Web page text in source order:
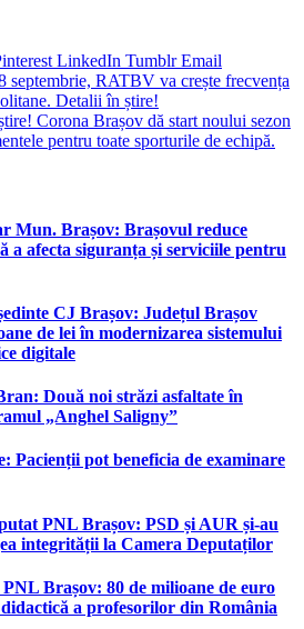
LinkedIn Tumblr Email
septembrie, RATBV va crește frecvența
Detalii în știre!
Corona Brașov dă start noului sezon
pentru toate sporturile de echipă.
Mun. Brașov: Brașovul reduce
a afecta siguranța și serviciile pentru
CJ Brașov: Județul Brașov
de lei în modernizarea sistemului
digitale
Două noi străzi asfaltate în
„Anghel Saligny”
Pacienții pot beneficia de examinare
PNL Brașov: PSD și AUR și-au
integrității la Camera Deputaților
Brașov: 80 de milioane de euro
a profesorilor din România